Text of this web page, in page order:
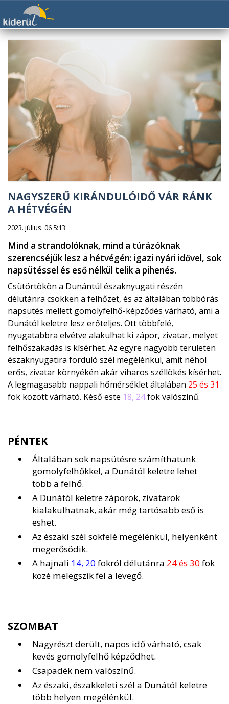
NAGYSZERŰ KIRÁNDULÓIDŐ VÁR RÁNK
A HÉTVÉGÉN
2023. július. 06 5:13
Mind a strandolóknak, mind a túrázóknak
szerencséjük lesz a hétvégén: igazi nyári idővel, sok
napsütéssel és eső nélkül telik a pihenés.
Csütörtökön a Dunántúl északnyugati részén
délutánra csökken a felhőzet, és az általában többórás
napsütés mellett gomolyfelhő-képződés várható, ami a
Dunától keletre lesz erőteljes. Ott többfelé,
nyugatabbra elvétve alakulhat ki zápor, zivatar, melyet
felhőszakadás is kísérhet. Az egyre nagyobb területen
északnyugatira forduló szél megélénkül, amit néhol
erős, zivatar környékén akár viharos széllökés kísérhet.
A legmagasabb nappali hőmérséklet általában 25 és 31
fok között várható. Késő este 18, 24fok valószínű.
PÉNTEK
Általában sok napsütésre számíthatunk
gomolyfelhőkkel, a Dunától keletre lehet
több a felhő.
A Dunától keletre záporok, zivatarok
kialakulhatnak, akár még tartósabb eső is
eshet.
Az északi szél sokfelé megélénkül, helyenként
megerősödik.
A hajnali 14, 20fokról délutánra 24 és 30fok
közé melegszik fel a levegő.
SZOMBAT
Nagyrészt derült, napos idő várható, csak
kevés gomolyfelhő képződhet.
Csapadék nem valószínű.
Az északi, északkeleti szél a Dunától keletre
több helyen megélénkül.